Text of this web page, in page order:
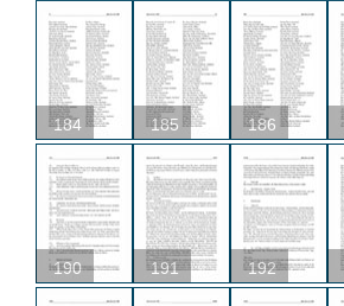
184 185 186
190 191 192